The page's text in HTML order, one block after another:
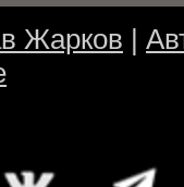
Жарков |